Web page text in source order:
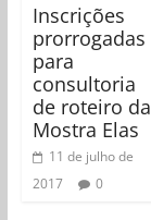
Inscrições
prorrogadas
para
consultoria
de roteiro da
Mostra Elas
11 de julho de
2017
0